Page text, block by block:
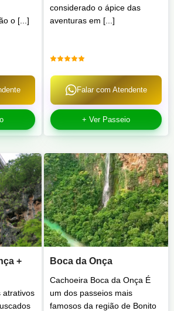
o [...]
considerado o ápice das
aventuras em [...]
Falar com Atendente
+ Ver Passeio
+
atrativos
Boca da Onça
Cachoeira Boca da Onça É
um dos passeios mais
famosos da região de Bonito